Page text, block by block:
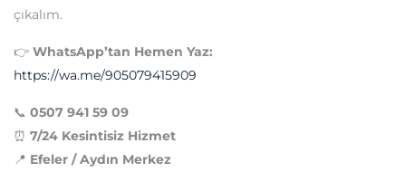
çıkalım.
👉 WhatsApp’tan Hemen Yaz:
https://wa.me/905079415909
📞 0507 941 59 09
⏰ 7/24 Kesintisiz Hizmet
📍 Efeler / Aydın Merkez